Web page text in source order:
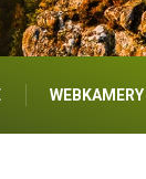
WEBKAMERY